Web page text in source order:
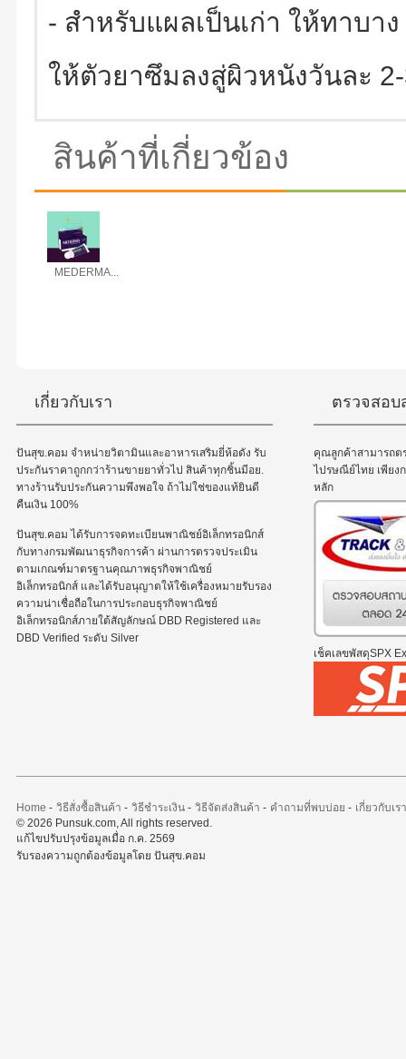
- สำหรับแผลเป็นเก่า ให้ทาบา
ให้ตัวยาซึมลงสู่ผิวหนังวันละ
สินค้าที่เกี่ยวข้อง
MEDERMA...
เกี่ยวกับเรา
ปันสุข.คอม จำหน่ายวิตามินและอาหารเสริมยี่ห้อดัง รับ
ประกันราคาถูกกว่าร้านขายยาทั่วไป สินค้าทุกชิ้นมีอย.
ทางร้านรับประกันความพึงพอใจ ถ้าไม่ใช่ของแท้ยินดี
คืนเงิน 100%
ปันสุข.คอม ได้รับการจดทะเบียนพาณิชย์อิเล็กทรอนิกส์
กับทางกรมพัฒนาธุรกิจการค้า ผ่านการตรวจประเมิน
ตามเกณฑ์มาตรฐานคุณภาพธุรกิจพาณิชย์
อิเล็กทรอนิกส์ และได้รับอนุญาตให้ใช้เครื่องหมายรับรอง
ความน่าเชื่อถือในการประกอบธุรกิจพาณิชย์
อิเล็กทรอนิกส์ภายใต้สัญลักษณ์ DBD Registered และ
DBD Verified ระดับ Silver
ตรวจสอ
คุณลูกค้าสามารถต
ไปรษณีย์ไทย เพียง
หลัก
เช็คเลขพัสดุSPX
Home - วิธีสั่งซื้อสินค้า - วิธีชำระเงิน- วิธีจัดส่งสินค้า - คำถามที่พบบ่อย - เกี่ยวกับเรา
© 2026 Punsuk.com, All rights reserved.
แก้ไขปรับปรุงข้อมูลเมื่อ ก.ค. 2569
รับรองความถูกต้องข้อมูลโดย ปันสุข.คอม